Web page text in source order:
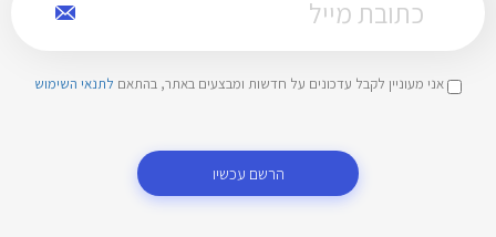
אני מעוניין לקבל עדכונים על חדשות ומבצעים באתר, בהתאם לתנאי השימוש
הרשם עכשיו